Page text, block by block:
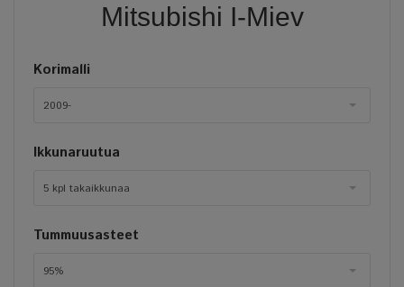
Mitsubishi I-Miev
Korimalli
2009-
Ikkunaruutua
5 kpl takaikkunaa
Tummuusasteet
95%